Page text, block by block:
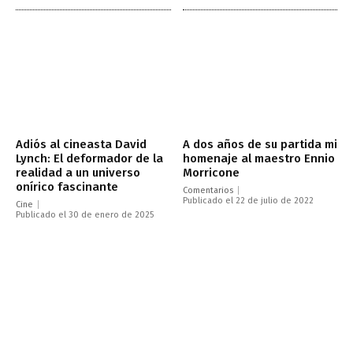
Adiós al cineasta David
Lynch: El deformador de la
realidad a un universo
onírico fascinante
Cine
Publicado el 30 de enero de 2025
A dos años de su partida mi
homenaje al maestro Ennio
Morricone
Comentarios
Publicado el 22 de julio de 2022